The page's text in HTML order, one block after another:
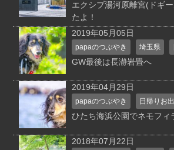
エクシブ湯河原離宮(ドギ
たよ！
2019年05月05日
papaのつぶやき 埼玉県
GW最後は長瀞岩畳へ
2019年04月29日
papaのつぶやき 日帰りお
ひたち海浜公園でネモフィ
2018年07月22日